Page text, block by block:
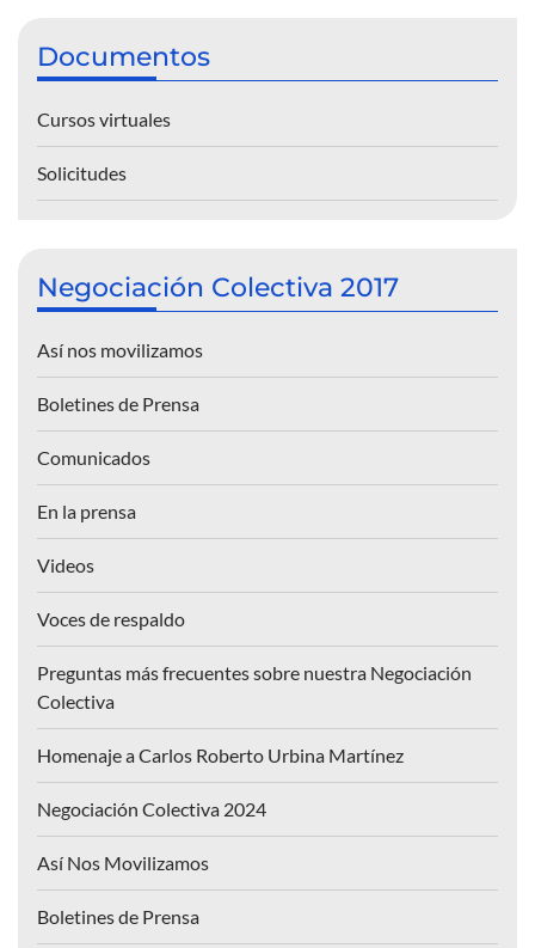
Documentos
Cursos virtuales
Solicitudes
Negociación Colectiva 2017
Así nos movilizamos
Boletines de Prensa
Comunicados
En la prensa
Videos
Voces de respaldo
Preguntas más frecuentes sobre nuestra Negociación
Colectiva
Homenaje a Carlos Roberto Urbina Martínez
Negociación Colectiva 2024
Así Nos Movilizamos
Boletines de Prensa